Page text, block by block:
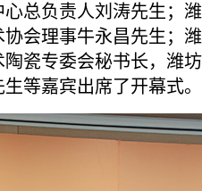
总负责人刘涛先生；
会理事牛永昌先生；
瓷专委会秘书长，潍
等嘉宾出席了开幕式。